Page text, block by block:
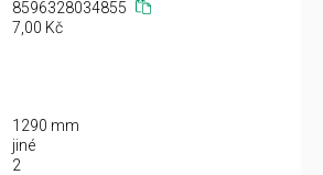
8596328034855
7,00 Kč
1290 mm
jiné
2